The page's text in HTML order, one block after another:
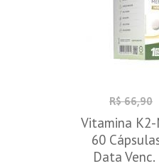
R$ 66,90
Vitamina K2-
60
Data